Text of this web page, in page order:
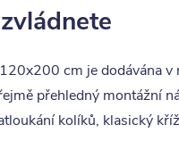
cm je dodávána
přehledný montážní
kolíků, klasický